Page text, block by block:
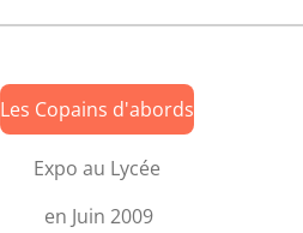
Les Copains d'abords
Expo au Lycée
en Juin 2009